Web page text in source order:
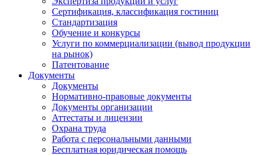
Сертификация, классификация гостиниц
Стандартизация
Обучение и конкурсы
Услуги по коммерциализации (вывод продукции
на рынок)
Патентование
Документы
Документы
Нормативно-правовые документы
Документы организации
Аттестаты и лицензии
Охрана труда
Работа с персональными данными
Бесплатная юридическая помощь